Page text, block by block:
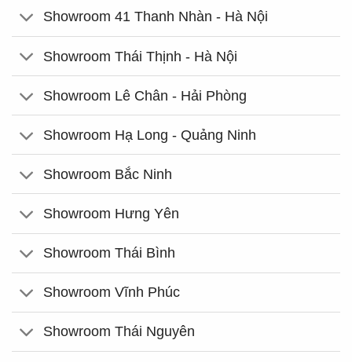
Showroom 41 Thanh Nhàn - Hà Nội
Showroom Thái Thịnh - Hà Nội
Showroom Lê Chân - Hải Phòng
Showroom Hạ Long - Quảng Ninh
Showroom Bắc Ninh
Showroom Hưng Yên
Showroom Thái Bình
Showroom Vĩnh Phúc
Showroom Thái Nguyên